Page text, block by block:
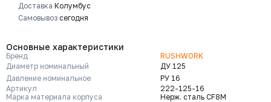
Основные характеристики
Бренд
RUSHWORK
Диаметр номинальный
ДУ 125
Давление номинальное
РУ 16
Артикул
222-125-16
Марка материала корпуса
Нерж. сталь CF8M
Доставка Колумбус
Самовывоз сегодня